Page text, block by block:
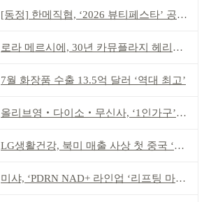
[동정] 한메직협, ‘2026 뷰티페스타’ 공동 주최
로라 메르시에, 30년 카뮤플라지 헤리티지 담아
7월 화장품 수출 13.5억 달러 ‘역대 최고’
올리브영‧다이소‧무신사, ‘1인가구’가 이끈다
LG생활건강, 북미 매출 사상 첫 중국 ‘추월’
미샤, ‘PDRN NAD+ 라인업 ‘리프팅 마스크’ 출시